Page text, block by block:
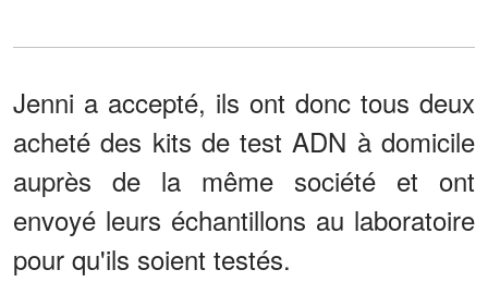
Jenni a accepté, ils ont donc tous deux
acheté des kits de test ADN à domicile
auprès de la même société et ont
envoyé leurs échantillons au laboratoire
pour qu'ils soient testés.